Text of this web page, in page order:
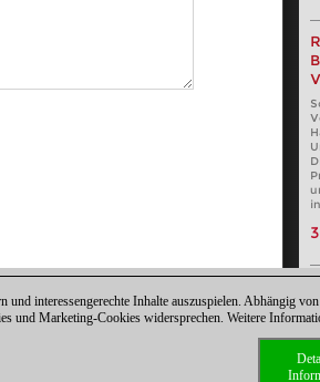
interessengerechte Inhalte auszuspielen. Abhängig
und Marketing-Cookies widersprechen. Weitere